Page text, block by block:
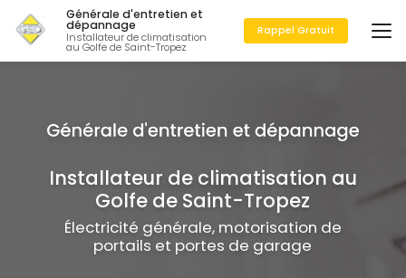
au
contenu
principal
Générale d'entretien et
dépannage
Installateur de climatisation
au Golfe de Saint-Tropez
Rappel Gratuit
Installateur de climatisation au
Golfe de Saint-Tropez
Électricité générale, motorisation de
portails et portes de garage